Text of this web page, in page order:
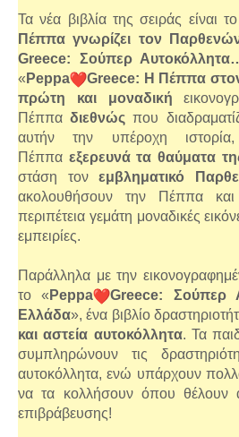
Τα νέα βιβλία της σειράς είναι
Πέππα γνωρίζει τον
Greece: Σούπερ
« Peppa Greece: Η Πέππα
πρώτη και μοναδική
Πέππαδιεθνώς που
αυτήν την υπέροχη
Πέππα εξερευνά τα θαύματα
στάση τον εμβληματικό
ακολουθήσουν την Πέππα
περιπέτεια γεμάτη μοναδικές
εμπειρίες.
Παράλληλα με την
το « Peppa
Greece: Σούπερ
Ελλάδα», ένα βιβλίο
και αστεία αυτοκόλλητα. Τα
συμπληρώνουν τις
αυτοκόλλητα, ενώ υπάρχουν
να τα κολλήσουν όπου θέλουν
επιβράβευσης!